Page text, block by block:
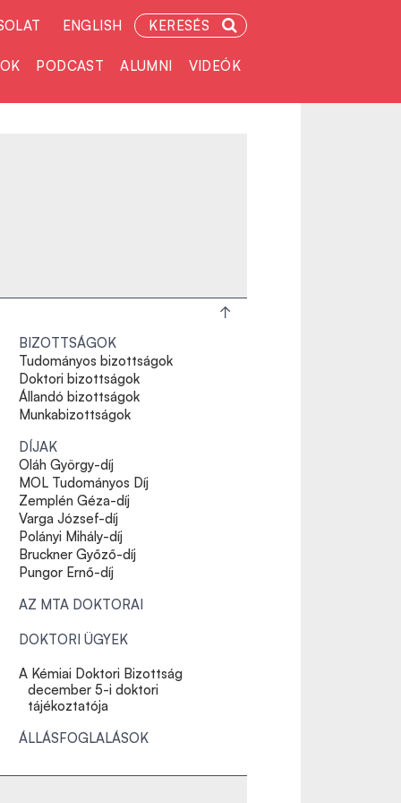
ENGLISH KERESÉS
PODCAST ALUMNI VIDEÓK
BIZOTTSÁGOK
Tudományos bizottságok
Doktori bizottságok
Állandó bizottságok
Munkabizottságok
DÍJAK
Oláh György-díj
MOL Tudományos Díj
Zemplén Géza-díj
Varga József-díj
Polányi Mihály-díj
Bruckner Győző-díj
Pungor Ernő-díj
AZ MTA DOKTORAI
DOKTORI ÜGYEK
A Kémiai Doktori Bizottság
december 5-i doktori
tájékoztatója
ÁLLÁSFOGLALÁSOK